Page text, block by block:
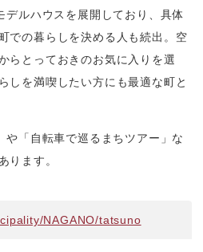
デルハウスを展開しており、具体
での暮らしを決める人も続出。空
らとっておきのお気に入りを選
しを満喫したい方にも最適な町と
や「自転車で巡るまちツアー」な
ります。
NAGANO/tatsuno